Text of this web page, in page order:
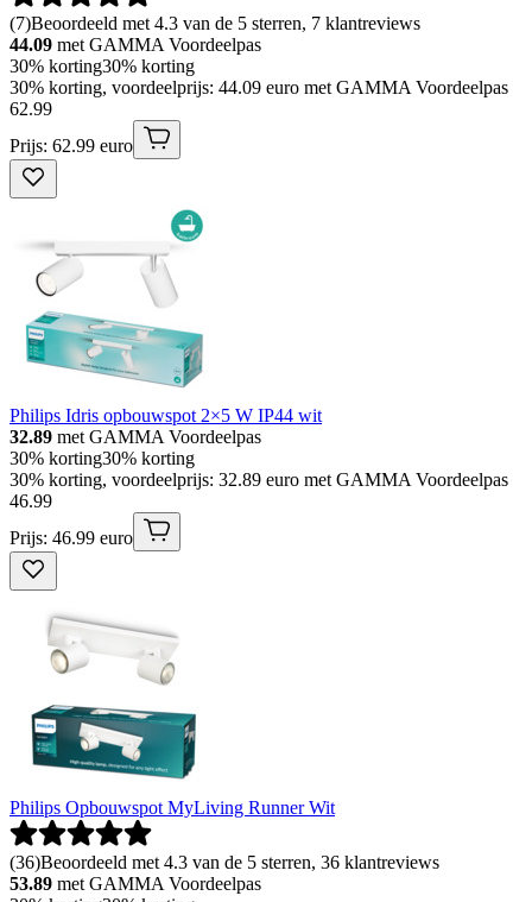
(7)Beoordeeld met 4.3 van de 5 sterren, 7 klantreviews
44.09 met GAMMA Voordeelpas
30% korting30% korting
30% korting, voordeelprijs: 44.09 euro met GAMMA Voordeelpas
62.99
Prijs: 62.99 euro
Philips Idris opbouwspot 2×5 W IP44 wit
32.89 met GAMMA Voordeelpas
30% korting30% korting
30% korting, voordeelprijs: 32.89 euro met GAMMA Voordeelpas
46.99
Prijs: 46.99 euro
Philips Opbouwspot MyLiving Runner Wit
(36)Beoordeeld met 4.3 van de 5 sterren, 36 klantreviews
53.89 met GAMMA Voordeelpas